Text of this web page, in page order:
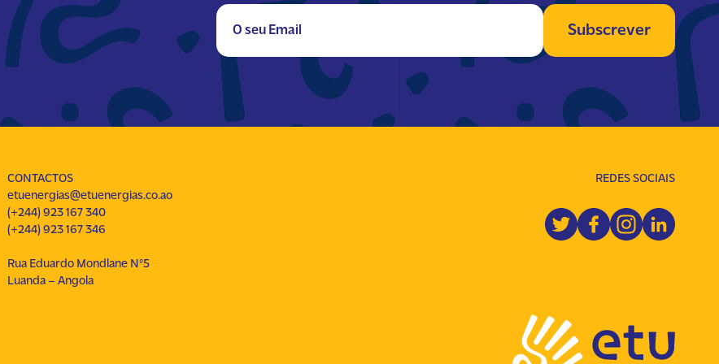
CONTACTOS
etuenergias@etuenergias.co.ao
(+244) 923 167 340
(+244) 923 167 346
Rua Eduardo Mondlane Nº5
Luanda – Angola
REDES SOCIAIS